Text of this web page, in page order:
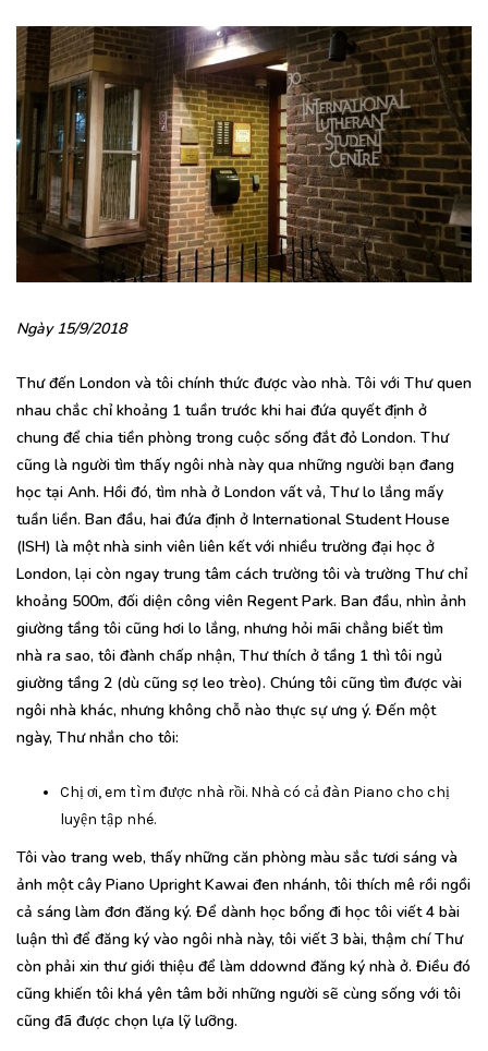
Ngày 15/9/2018
Thư đến London và tôi chính thức được vào nhà. Tôi với Thư quen
nhau chắc chỉ khoảng 1 tuần trước khi hai đứa quyết định ở
chung để chia tiền phòng trong cuộc sống đắt đỏ London. Thư
cũng là người tìm thấy ngôi nhà này qua những người bạn đang
học tại Anh. Hồi đó, tìm nhà ở London vất vả, Thư lo lắng mấy
tuần liền. Ban đầu, hai đứa định ở International Student House
(ISH) là một nhà sinh viên liên kết với nhiều trường đại học ở
London, lại còn ngay trung tâm cách trường tôi và trường Thư chỉ
khoảng 500m, đối diện công viên Regent Park. Ban đầu, nhìn ảnh
giường tầng tôi cũng hơi lo lắng, nhưng hỏi mãi chẳng biết tìm
nhà ra sao, tôi đành chấp nhận, Thư thích ở tầng 1 thì tôi ngủ
giường tầng 2 (dù cũng sợ leo trèo). Chúng tôi cũng tìm được vài
ngôi nhà khác, nhưng không chỗ nào thực sự ưng ý. Đến một
ngày, Thư nhắn cho tôi:
Chị ơi, em tìm được nhà rồi. Nhà có cả đàn Piano cho chị
luyện tập nhé.
Tôi vào trang web, thấy những căn phòng màu sắc tươi sáng và
ảnh một cây Piano Upright Kawai đen nhánh, tôi thích mê rồi ngồi
cả sáng làm đơn đăng ký. Để dành học bổng đi học tôi viết 4 bài
luận thì để đăng ký vào ngôi nhà này, tôi viết 3 bài, thậm chí Thư
còn phải xin thư giới thiệu để làm ddownd đăng ký nhà ở. Điều đó
cũng khiến tôi khá yên tâm bởi những người sẽ cùng sống với tôi
cũng đã được chọn lựa lỹ lưỡng.